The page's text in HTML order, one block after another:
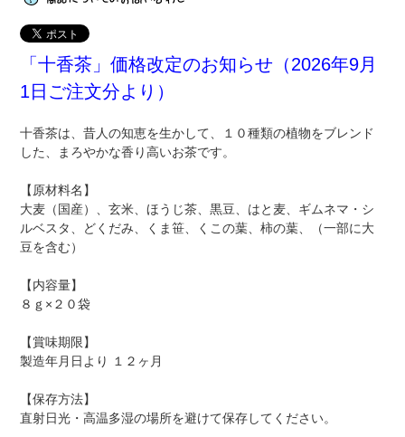
「十香茶」価格改定のお知らせ（2026年9月
1日ご注文分より）
十香茶は、昔人の知恵を生かして、１０種類の植物をブレンド
した、まろやかな香り高いお茶です。
【原材料名】
大麦（国産）、玄米、ほうじ茶、黒豆、はと麦、ギムネマ・シ
ルベスタ、どくだみ、くま笹、くこの葉、柿の葉、（一部に大
豆を含む）
【内容量】
８ｇ×２０袋
【賞味期限】
製造年月日より １２ヶ月
【保存方法】
直射日光・高温多湿の場所を避けて保存してください。